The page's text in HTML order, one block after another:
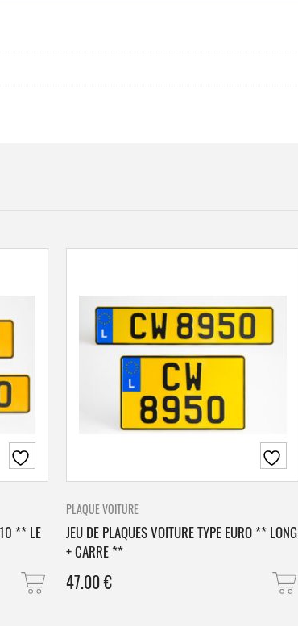
** LE
PLAQUE VOITURE
JEU DE PLAQUES VOITURE TYPE EURO ** LONG
+ CARRE **
47.00€